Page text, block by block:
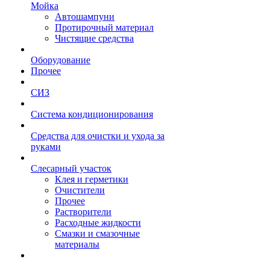
Мойка
Автошампуни
Протирочный материал
Чистящие средства
Оборудование
Прочее
СИЗ
Система кондиционирования
Средства для очистки и ухода за
руками
Слесарный участок
Клея и герметики
Очистители
Прочее
Растворители
Расходные жидкости
Смазки и смазочные
материалы